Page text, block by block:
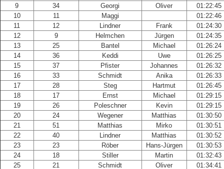
9
34 Georgi Oliver
01:22:45
10
11 Maggi
01:22:46
11
12 Lindner Frank
01:24:30
12
9 Helmchen Jürgen
01:24:35
13
25 Bantel Michael
01:26:24
14
36 Keddi Uwe
01:26:25
15
37 Pfister Johannes
01:26:32
16
33 Schmidt Anika
01:26:33
17
28 Steg Hartmut
01:26:45
18
17 Ernst Michael
01:29:15
19
26 Poleschner Kevin
01:29:15
20
24 Wegener Matthias
01:30:50
21
51 Matthias Mirko
01:30:51
22
40 Lindner Matthias
01:30:52
23
23 Röber Hans-Jürgen
01:30:53
24
18 Stiller Martin
01:32:43
25
21 Schmidt Oliver
01:34:41